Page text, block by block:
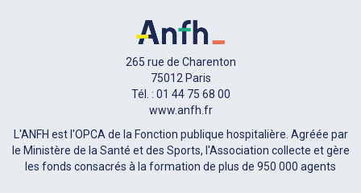
265 rue de Charenton
75012 Paris
Tél. : 01 44 75 68 00
www.anfh.fr
L'ANFH est l'OPCA de la Fonction publique hospitalière. Agréée par
le Ministère de la Santé et des Sports, l'Association collecte et gère
les fonds consacrés à la formation de plus de 950 000 agents